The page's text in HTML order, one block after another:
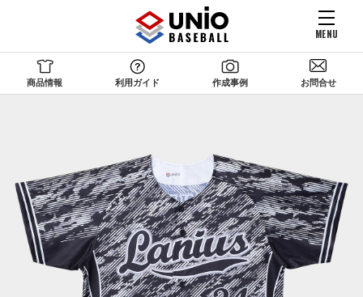
MENU
商品情報 利用ガイド 作成事例 お問合せ